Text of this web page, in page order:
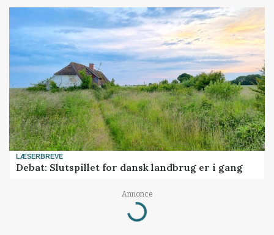
LÆSERBREVE
Debat: Slutspillet for dansk landbrug er i gang
Annonce
Loading...